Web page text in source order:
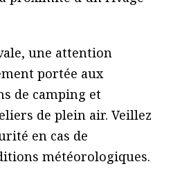
une attention
portée aux
de camping et
de plein air. Veillez
en cas de
météorologiques.